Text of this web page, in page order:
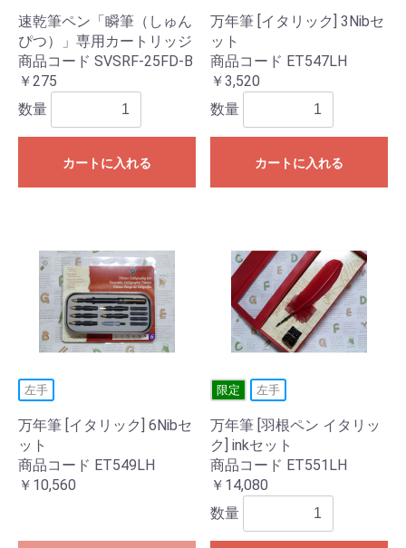
速乾筆ペン「瞬筆（しゅん
ぴつ）」専用カートリッジ
商品コード SVSRF-25FD-B
￥275
数量
カートに入れる
万年筆 [イタリック] 3Nibセ
ット
商品コード ET547LH
￥3,520
数量
カートに入れる
左手
万年筆 [イタリック] 6Nibセ
ット
商品コード ET549LH
￥10,560
限定 左手
万年筆 [羽根ペン イタリッ
ク] inkセット
商品コード ET551LH
￥14,080
数量